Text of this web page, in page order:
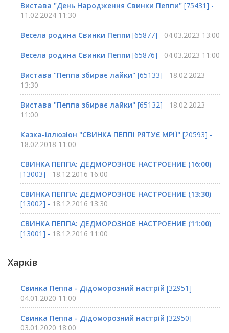
Вистава "День Народження Свинки Пеппи" [75431] -
11.02.2024 11:30
Весела родина Свинки Пеппи [65877] - 04.03.2023 13:00
Весела родина Свинки Пеппи [65876] - 04.03.2023 11:00
Вистава "Пеппа збирає лайки" [65133] - 18.02.2023
13:30
Вистава "Пеппа збирає лайки" [65132] - 18.02.2023
11:00
Казка-іллюзіон "СВИНКА ПЕППІ РЯТУЄ МРІЇ" [20593] -
18.02.2018 11:00
СВИНКА ПЕППА: ДЕДМОРОЗНОЕ НАСТРОЕНИЕ (16:00)
[13003] - 18.12.2016 16:00
СВИНКА ПЕППА: ДЕДМОРОЗНОЕ НАСТРОЕНИЕ (13:30)
[13002] - 18.12.2016 13:30
СВИНКА ПЕППА: ДЕДМОРОЗНОЕ НАСТРОЕНИЕ (11:00)
[13001] - 18.12.2016 11:00
Харків
Свинка Пеппа - Дідоморозний настрій [32951] -
04.01.2020 11:00
Свинка Пеппа - Дідоморозний настрій [32950] -
03.01.2020 18:00